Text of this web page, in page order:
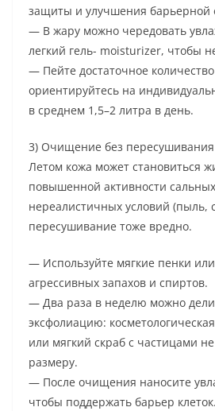
защиты и улучшения барьерной
— В жару можно чередовать
легкий гель- moisturizer, чтобы
— Пейте достаточное
ориентируйтесь на
в среднем 1,5–2 литра в день.
3) Очищение без пересушивания
Летом кожа может становиться
повышенной активности
нереалистичных условий (пыль,
пересушивание тоже вредно.
— Используйте мягкие пенки или
агрессивных запахов и спиртов.
— Два раза в неделю можно
эксфолиацию:
или мягкий скраб с частицами
размеру.
— После очищения наносите
чтобы поддержать барьер клеток.